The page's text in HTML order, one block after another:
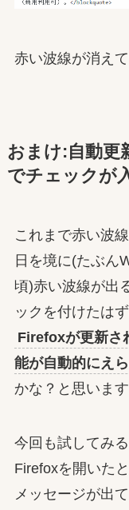
赤い波線が消え
おまけ:自動更
でチェックが
これまで赤い波
日を境に(たぶん
頃)赤い波線が出
ックを付けたは
Firefoxが更新さ
能が自動的にえ
かな？と思います
今回も試してみ
Firefoxを開いた
メッセージが出